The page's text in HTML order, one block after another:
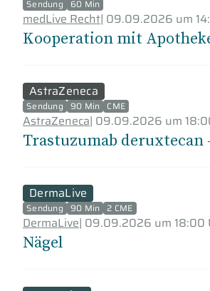
Sendung 60 Min
medLive Recht| 09.09.2026 um
Kooperation mit
AstraZeneca
Sendung 90 Min CME
AstraZeneca| 09.09.2026 um
Trastuzumab deruxtecan
DermaLive
Sendung 90 Min 2 CME
DermaLive| 09.09.2026 um 18:00
Nägel